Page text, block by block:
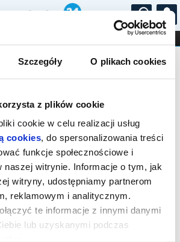
Szczegóły O plikach cookies
z plików cookie
cookie w celu realizacji usług
cookies, do spersonalizowania treści
funkcje społecznościowe i
naszej witrynie. Informacje o tym, jak
witryny, udostępniamy partnerom
reklamowym i analitycznym.
te informacje z innymi danymi
lub uzyskanymi podczas
...
OPERA I BALET
STAND-UP
on-line na wydarzenie